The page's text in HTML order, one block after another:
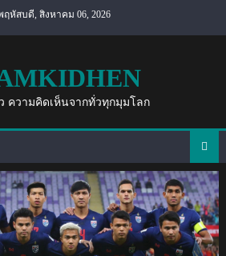
ฤหัสบดี, สิงหาคม 06, 2026
ความคิดเห็นจากทั่วทุกมุมโลก